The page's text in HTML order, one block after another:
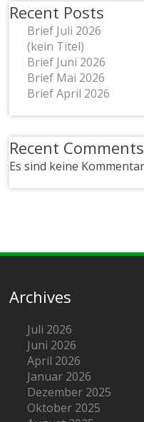
Recent Posts
Brief Juli 2026
(kein Titel)
Brief Juni 2026
Brief Mai 2026
Brief April 2026
Recent Comments
Es sind keine
Archives
Juli 2026
Juni 2026
April 2026
Januar 2026
Dezember 2025
Oktober 2025